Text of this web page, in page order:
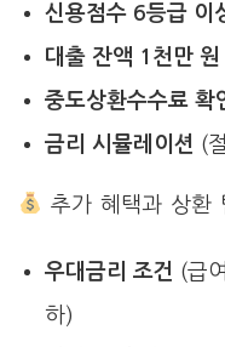
신용점수 6등급 이
대출 잔액 1천만 원
중도상환수수료 확
금리 시뮬레이션 (
추가 혜택과 상환
우대금리 조건 (급
하)